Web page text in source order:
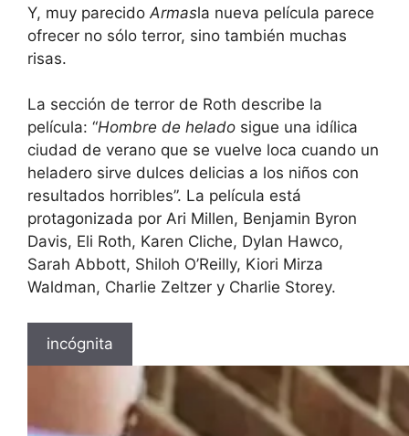
Y, muy parecido Armasla nueva película parece
ofrecer no sólo terror, sino también muchas
risas.
La sección de terror de Roth describe la
película: “Hombre de helado sigue una idílica
ciudad de verano que se vuelve loca cuando un
heladero sirve dulces delicias a los niños con
resultados horribles”. La película está
protagonizada por Ari Millen, Benjamin Byron
Davis, Eli Roth, Karen Cliche, Dylan Hawco,
Sarah Abbott, Shiloh O’Reilly, Kiori Mirza
Waldman, Charlie Zeltzer y Charlie Storey.
incógnita